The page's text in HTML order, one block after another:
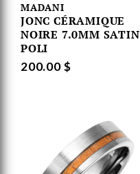
MADANI
JONC CÉRAMIQUE
NOIRE 7.0MM SATIN
POLI
200.00 $